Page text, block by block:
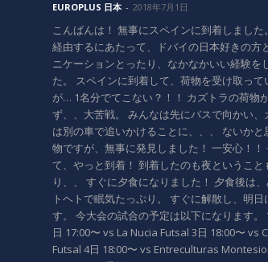
EUROPLUS 日本 - 2018年7月1日
こんばんは！ 無事にスペインに到着しました
経由するにあたって、ドバイの日本好きの方
ニケーションとったり、なかなかいい経験を
た。 スペインに到着して、荷物を受け取って
が… 1名分でてこない？！！ カズトラの荷物
ず、、大苦戦。 みんなは先にバスで向かい、
は別の車で追いかけることに、、、 ないかと
物ですが、無事に発見しました！ 一安心！！
て、やっと到着！ 到着したのも夜ということ
り、、 すぐに夕食になりました！ 夕食後は
トヘトで眠気たっぷり。 すぐに解散し、明日
す。 今大会の試合の予定は以下になります。
日 17:00〜 vs La Nucia Futsal 3日 18:00〜 vs
Futsal 4日 18:00〜 vs Entreculturas